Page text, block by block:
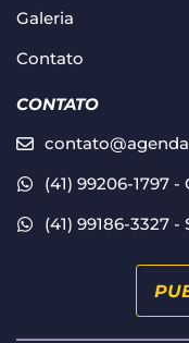
Galeria
Contato
CONTATO
(41) 99206-1797
(41) 99186-3327